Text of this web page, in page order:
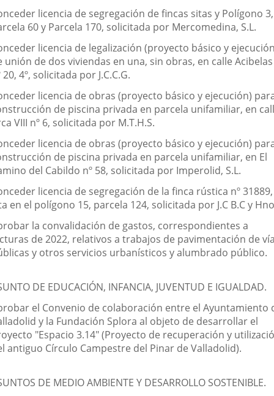
licencia de segregación de fincas sitas y Polígono 3,
60 y Parcela 170, solicitada por Mercomedina, S.L.
licencia de legalización (proyecto básico y
unión de dos viviendas en una, sin obras, en calle Acibelas
20, 4º, solicitada por J.C.C.G.
licencia de obras (proyecto básico y ejecución)
de piscina privada en parcela unifamiliar, en
VIII nº 6, solicitada por M.T.H.S.
licencia de obras (proyecto básico y ejecución)
de piscina privada en parcela unifamiliar, en El
del Cabildo nº 58, solicitada por Imperolid, S.L.
licencia de segregación de la finca rústica nº 31889,
en el polígono 15, parcela 124, solicitada por J.C B.C y
la convalidación de gastos, correspondientes a
de 2022, relativos a trabajos de pavimentación de
y otros servicios urbanísticos y alumbrado público.
DE EDUCACIÓN, INFANCIA, JUVENTUD E IGUALDAD.
el Convenio de colaboración entre el Ayuntamiento
y la Fundación Splora al objeto de desarrollar el
"Espacio 3.14" (Proyecto de recuperación y
antiguo Círculo Campestre del Pinar de Valladolid).
DE MEDIO AMBIENTE Y DESARROLLO SOSTENIBLE.